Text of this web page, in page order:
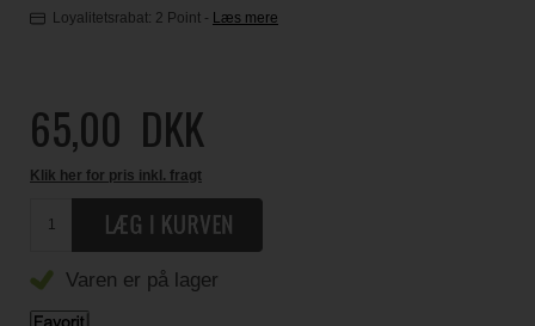
Loyalitetsrabat: 2 Point - Læs mere
65,00 DKK
Klik her for pris inkl. fragt
Varen er på lager